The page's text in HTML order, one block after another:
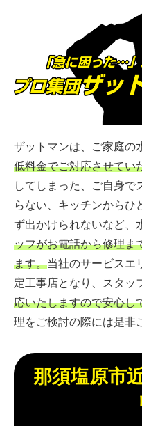
ザットマンは、ご家庭の
低料金でご対応させてい
してしまった、ご自身で
らない、キッチンからひ
ず出かけられないなど、
ッフがお電話から修理ま
ます。当社のサービスエ
定工事店となり、スタッ
応いたしますので安心し
理をご検討の際には是非
那須塩原市